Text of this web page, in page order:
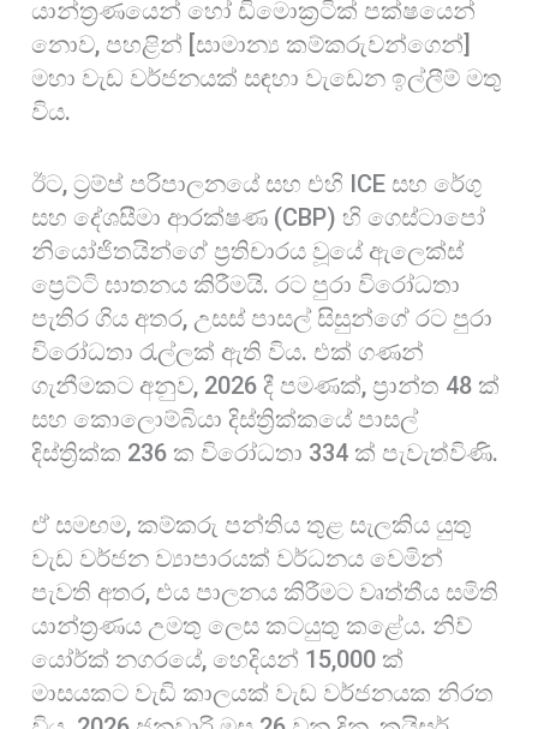
යාන්ත්‍රණයෙන් හෝ ඩිමොක්‍රටික් පක්ෂයෙන්
නොව, පහළින් [සාමාන්‍ය කම්කරුවන්ගෙන්]
මහා වැඩ වර්ජනයක් සඳහා වැඩෙන ඉල්ලීම් මතු
විය.
ඊට, ට්‍රම්ප් පරිපාලනයේ සහ එහි ICE සහ රේගු
සහ දේශසීමා ආරක්ෂණ (CBP) හි ගෙස්ටාපෝ
නියෝජිතයින්ගේ ප්‍රතිචාරය වූයේ ඇලෙක්ස්
ප්‍රෙට්ටි ඝාතනය කිරීමයි. රට පුරා විරෝධතා
පැතිර ගිය අතර, උසස් පාසල් සිසුන්ගේ රට පුරා
විරෝධතා රැල්ලක් ඇති විය. එක් ගණන්
ගැනීමකට අනුව, 2026 දී පමණක්, ප්‍රාන්ත 48 ක්
සහ කොලොම්බියා දිස්ත්‍රික්කයේ පාසල්
දිස්ත්‍රික්ක 236 ක විරෝධතා 334 ක් පැවැත්විණි.
ඒ සමඟම, කම්කරු පන්තිය තුළ සැලකිය යුතු
වැඩ වර්ජන ව්‍යාපාරයක් වර්ධනය වෙමින්
පැවති අතර, එය පාලනය කිරීමට වෘත්තීය සමිති
යාන්ත්‍රණය උමතු ලෙස කටයුතු කළේය. නිව්
යෝර්ක් නගරයේ, හෙදියන් 15,000 ක්
මාසයකට වැඩි කාලයක් වැඩ වර්ජනයක නිරත